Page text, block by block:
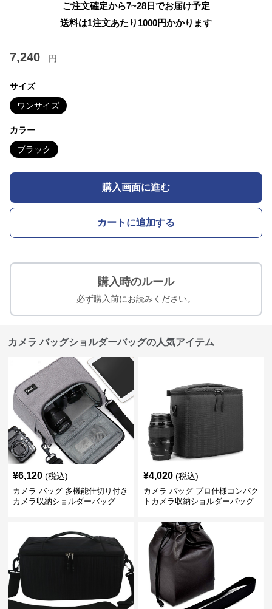
ご注文確定から7~28日でお届け予定
送料は1注文あたり 1000円かかります
7,240 円
サイズ
ワンサイズ
カラー
ブラック
購入画面に進む
カートに追加する
購入時のルール
必ず購入前にお読みください。
カメラ バッグショルダーバッグの人気アイテム
¥6,120 (税込)
カメラ バッグ 多機能仕切り付き
カメラ収納ショルダーバッグ
¥4,020 (税込)
カメラ バッグ プロ仕様コンパク
トカメラ収納ショルダーバッグ